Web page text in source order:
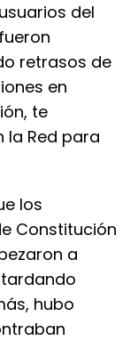
del
retrasos de
en
te
la Red para
los
Constitución
a
hubo